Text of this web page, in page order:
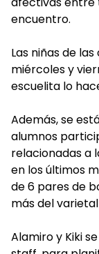
encuentro.
Las niñas de
miércoles y
escuelita lo
Además, se
alumnos
relacionadas a
en los últimos
de 6 pares de
más del
Alamiro y Kiki